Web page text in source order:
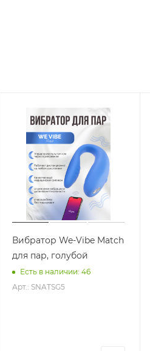
Вибратор We-Vibe Match
для пар, голубой
Есть в наличии: 46
Арт.: SNATSG5